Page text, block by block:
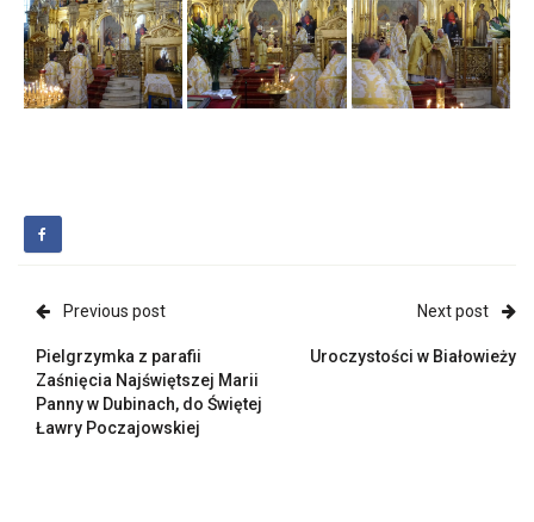
Previous post
Pielgrzymka z parafii
Zaśnięcia Najświętszej Marii
Panny w Dubinach, do Świętej
Ławry Poczajowskiej
Next post
Uroczystości w Białowieży